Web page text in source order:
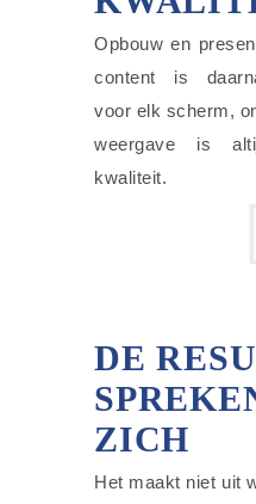
Opbouw en
content is
voor elk scherm,
weergave is
kwaliteit.
DE
ZICH
Het maakt niet uit